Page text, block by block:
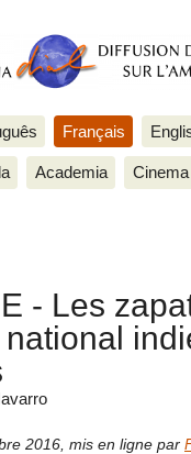
Français
Academia Cinema
- Les
2016 mis en ligne par